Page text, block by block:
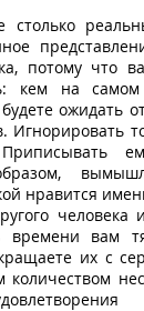
потому что
кем на
ожидать
Игнорировать
нравится
человека
вам
их с
количеством